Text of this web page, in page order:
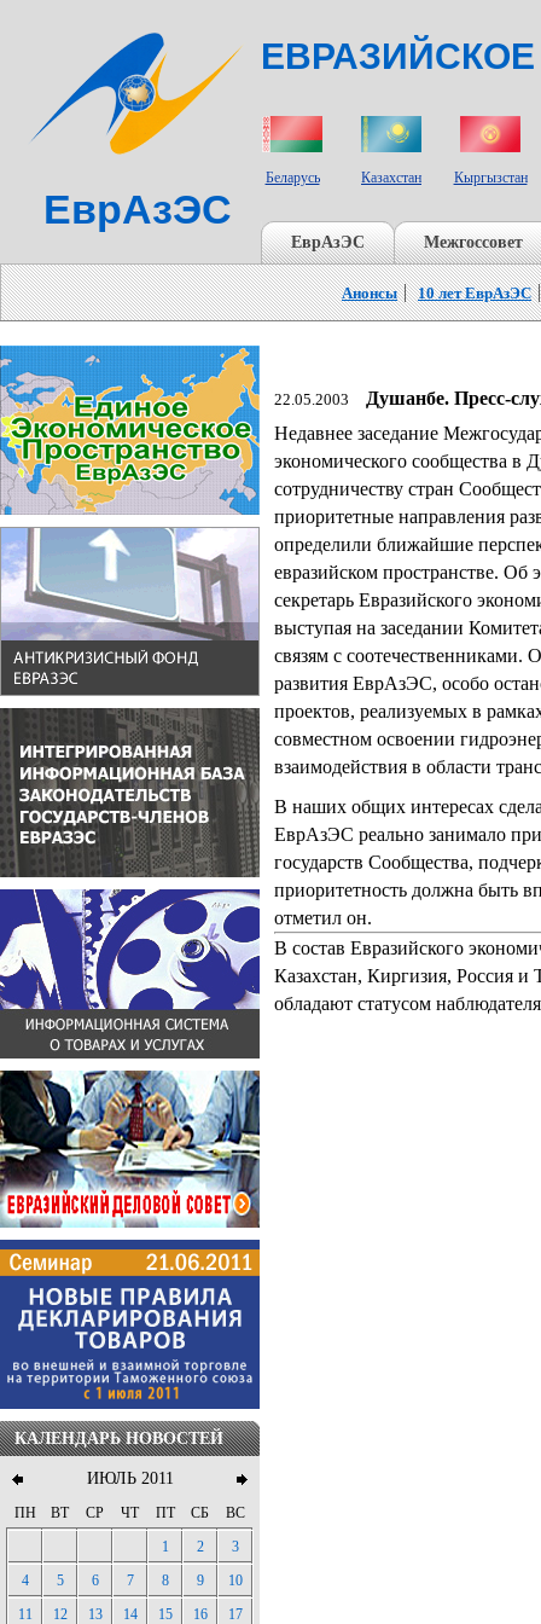
ЕврАзЭС
Беларусь Казахстан Кыргызстан
ЕврАзЭС Межгоссовет
Анонсы 10 лет ЕврАзЭС
КАЛЕНДАРЬ НОВОСТЕЙ
ИЮЛЬ 2011
ПН ВТ СР ЧТ ПТ СБ
ВС
1
2
3
4
5 6 7 8 9
10
11
12 13 14 15 16
17
22.05.2003
Душанбе. Пресс-
Недавнее заседание
экономического сообщества в
сотрудничеству стран
приоритетные направления
определили ближайшие
евразийском пространстве. Об
секретарь Евразийского
выступая на заседании
связям с соотечественниками.
развития ЕврАзЭС, особо
проектов, реализуемых в
совместном освоении
взаимодействия в области
В наших общих интересах
ЕврАзЭС реально занимало
государств Сообщества,
приоритетность должна быть
отметил он.
В состав Евразийского
Казахстан, Киргизия, Россия
обладают статусом